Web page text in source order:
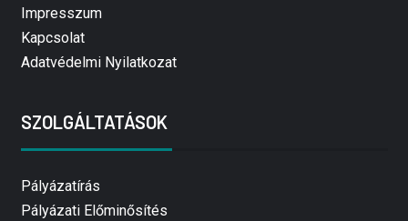
Impresszum
Kapcsolat
Adatvédelmi Nyilatkozat
SZOLGÁLTATÁSOK
Pályázatírás
Pályázati Előminősítés